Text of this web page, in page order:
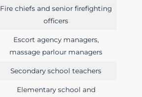
Fire chiefs and senior firefighting
officers
Escort agency managers,
massage parlour managers
Secondary school teachers
Elementary school and